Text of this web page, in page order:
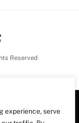
experience, serve
Reserved
5 6a planta